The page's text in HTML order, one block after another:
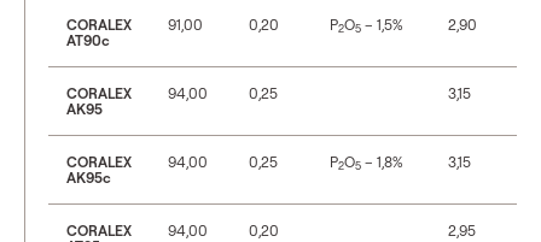
CORALEX
AT90c
91,00 0,20 P2O5 – 1,5% 2,90
CORALEX
AK95
94,00 0,25 3,15
CORALEX
AK95c
94,00 0,25 P2O5 – 1,8% 3,15
CORALEX
94,00 0,20 2,95